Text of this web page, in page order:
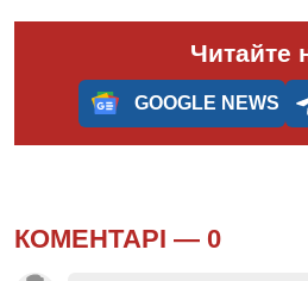
Читайте
GOOGLE NEWS
КОМЕНТАРІ — 0